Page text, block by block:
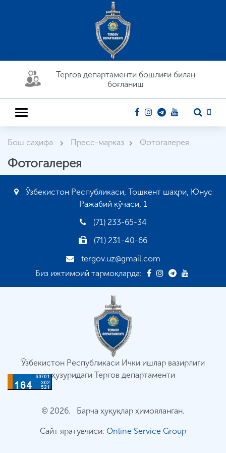
Тергов департaменти бошлиғи билан
боғланиш
Бош саҳифа Пресс-марказ Фотогалерея
Фотогалерея
Ўзбекистон Республикаси, Тошкент шаҳри, Юнус
Ражабий кўчаси, 1
(71) 233-65-34
(71) 231-40-66
tergov.uz@gmail.com
Биз ижтимоий тармоқларда:
Ўзбекистон Республикаси Ички ишлар вазирлиги
ҳузуридаги Тергов департаменти
© 2026. Барча ҳуқуқлар ҳимояланган.
Сайт яратувчиси: Online Service Group